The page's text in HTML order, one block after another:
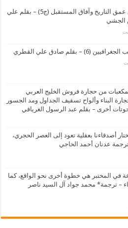
الصين… بين عمق التاريخ وآفاق المستقبل (ج5) – بقلم علي
الجشي
(6) – بقلم صادق علي القطري
من حجارة فروش الخليج العربي
البناء وألواح تسقيف الجداول ومد الجسور
أخرى – بقلم عبد الرسول الغريافي
أصدقاءنا بعقلية تعود إلى العصر الحجري،
عدنان أحمد الحاجي
في المختبر هي خطوة أخرى نحو الواقع، كما
– ترجمة* محمد جواد آل السيد ناصر